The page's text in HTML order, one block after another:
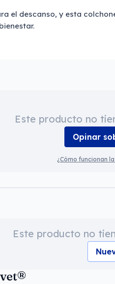
el descanso, y esta
Este producto no
Opinar
¿Cómo funcionan
Este producto no